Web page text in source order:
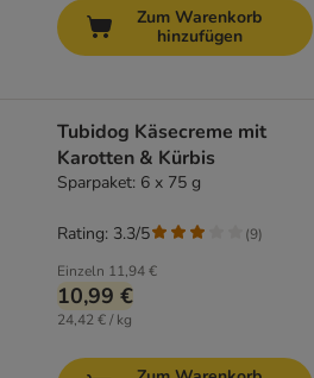
Zum Warenkorb
hinzufügen
Tubidog Käsecreme mit
Karotten & Kürbis
Sparpaket: 6 x 75 g
Einzeln 11,94 €
10,99 €
24,42 € / kg
Rating: 3.3/5 (9)